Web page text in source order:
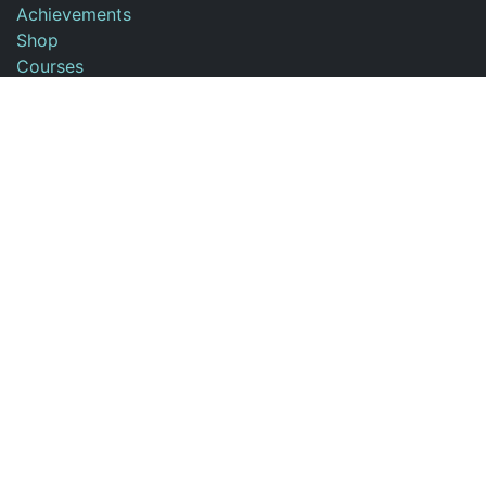
Achievements
Shop
Courses